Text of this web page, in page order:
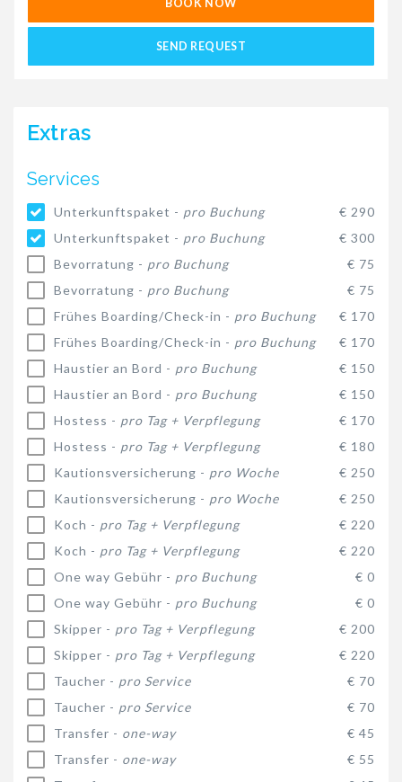
BOOK NOW
SEND REQUEST
Extras
Services
Unterkunftspaket - pro Buchung
€ 290
Unterkunftspaket - pro Buchung
€ 300
Bevorratung - pro Buchung
€ 75
Bevorratung - pro Buchung
€ 75
Frühes Boarding/Check-in - pro Buchung
€ 170
Frühes Boarding/Check-in - pro Buchung
€ 170
Haustier an Bord - pro Buchung
€ 150
Haustier an Bord - pro Buchung
€ 150
Hostess - pro Tag + Verpflegung
€ 170
Hostess - pro Tag + Verpflegung
€ 180
Kautionsversicherung - pro Woche
€ 250
Kautionsversicherung - pro Woche
€ 250
Koch - pro Tag + Verpflegung
€ 220
Koch - pro Tag + Verpflegung
€ 220
One way Gebühr - pro Buchung
€ 0
One way Gebühr - pro Buchung
€ 0
Skipper - pro Tag + Verpflegung
€ 200
Skipper - pro Tag + Verpflegung
€ 220
Taucher - pro Service
€ 70
Taucher - pro Service
€ 70
Transfer - one-way
€ 45
Transfer - one-way
€ 55